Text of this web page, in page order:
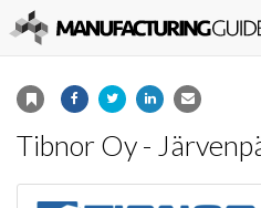
Tibnor Oy -